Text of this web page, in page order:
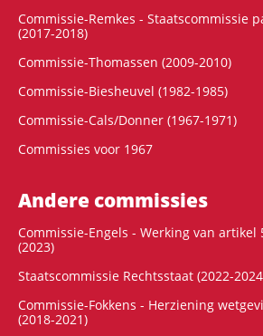
Commissie-Remkes - Staatscommissie
(2017-2018)
Commissie-Thomassen (2009-2010)
Commissie-Biesheuvel (1982-1985)
Commissie-Cals/Donner (1967-1971)
Commissies voor 1967
Andere commissies
Commissie-Engels - Werking van artikel
(2023)
Staatscommissie Rechtsstaat (2022-
Commissie-Fokkens - Herziening
(2018-2021)